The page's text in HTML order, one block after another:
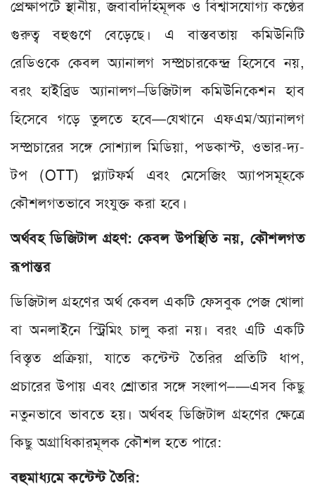
প্রেক্ষাপটে স্থানীয়, জবাবদিহিমূলক ও বিশ্বাসযোগ্য কণ্ঠের
গুরুত্ব বহুগুণে বেড়েছে। এ বাস্তবতায় কমিউনিটি
রেডিওকে কেবল অ্যানালগ সম্প্রচারকেন্দ্র হিসেবে নয়,
বরং হাইব্রিড অ্যানালগ–ডিজিটাল কমিউনিকেশন হাব
হিসেবে গড়ে তুলতে হবে—যেখানে এফএম/অ্যানালগ
সম্প্রচারের সঙ্গে সোশ্যাল মিডিয়া, পডকাস্ট, ওভার-দ্য-
টপ (OTT) প্ল্যাটফর্ম এবং মেসেজিং অ্যাপসমূহকে
কৌশলগতভাবে সংযুক্ত করা হবে।
অর্থবহ ডিজিটাল গ্রহণ: কেবল উপস্থিতি নয়, কৌশলগত
রূপান্তর
ডিজিটাল গ্রহণের অর্থ কেবল একটি ফেসবুক পেজ খোলা
বা অনলাইনে স্ট্রিমিং চালু করা নয়। বরং এটি একটি
বিস্তৃত প্রক্রিয়া, যাতে কন্টেন্ট তৈরির প্রতিটি ধাপ,
প্রচারের উপায় এবং শ্রোতার সঙ্গে সংলাপ–—এসব কিছু
নতুনভাবে ভাবতে হয়। অর্থবহ ডিজিটাল গ্রহণের ক্ষেত্রে
কিছু অগ্রাধিকারমূলক কৌশল হতে পারে:
বহুমাধ্যমে কন্টেন্ট তৈরি: